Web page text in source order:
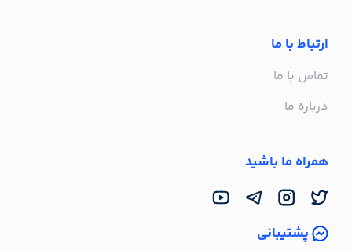
ارتباط با ما
تماس با ما
درباره ما
همراه ما باشید
پشتیبانی